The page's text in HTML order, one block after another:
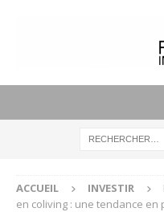
ACCUEIL INVESTIR
en coliving : une tendance en